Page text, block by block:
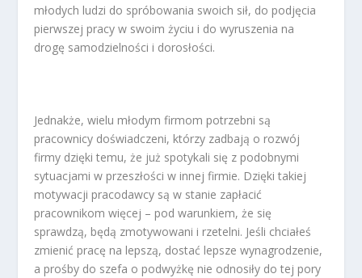
młodych ludzi do spróbowania swoich sił, do podjęcia
pierwszej pracy w swoim życiu i do wyruszenia na
drogę samodzielności i dorosłości.
Jednakże, wielu młodym firmom potrzebni są
pracownicy doświadczeni, którzy zadbają o rozwój
firmy dzięki temu, że już spotykali się z podobnymi
sytuacjami w przeszłości w innej firmie. Dzięki takiej
motywacji pracodawcy są w stanie zapłacić
pracownikom więcej – pod warunkiem, że się
sprawdzą, będą zmotywowani i rzetelni. Jeśli chciałeś
zmienić pracę na lepszą, dostać lepsze wynagrodzenie,
a prośby do szefa o podwyżkę nie odnosiły do tej pory